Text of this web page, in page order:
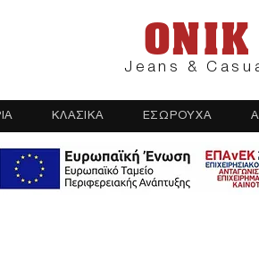
ONIK
Jeans &
ΚΛΑΣΙΚΑ ΕΣΩΡΟΥΧΑ